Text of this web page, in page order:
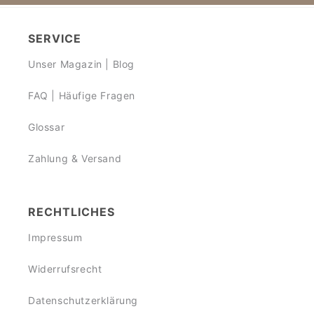
SERVICE
Unser Magazin | Blog
FAQ | Häufige Fragen
Glossar
Zahlung & Versand
RECHTLICHES
Impressum
Widerrufsrecht
Datenschutzerklärung